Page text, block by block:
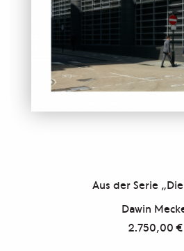
Aus der Serie
Dawin
2.750,00€